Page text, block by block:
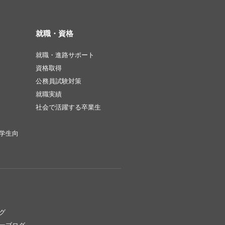
生向
就職・資格
就職・進路サポート
資格取得
公務員試験対策
就職実績
社会で活躍する卒業生